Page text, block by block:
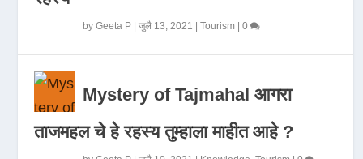
byGeeta P |जुलै 13, 2021 |Tourism |0
Mystery of Tajmahal आगरा
ताजमहल चे हे रहस्य तुम्हाला माहीत आहे ?